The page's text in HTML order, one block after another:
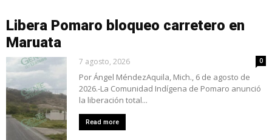
Libera Pomaro bloqueo carretero en
Maruata
7 agosto, 2026 0
Por Ángel MéndezAquila, Mich., 6 de agosto de
2026.-La Comunidad Indígena de Pomaro anunció
la liberación total...
Read more